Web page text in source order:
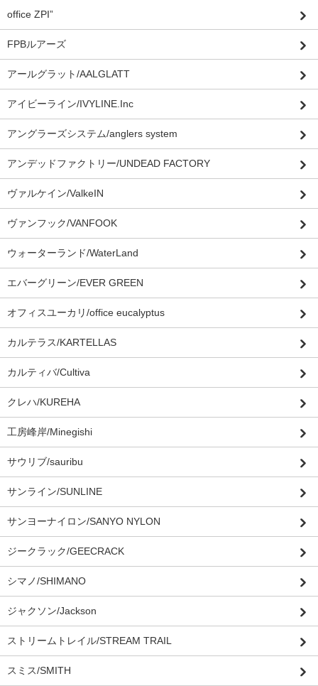
office ZPI”
FPBルアーズ
アールグラット/AALGLATT
アイビーライン/IVYLINE.Inc
アングラーズシステム/anglers system
アンデッドファクトリー/UNDEAD FACTORY
ヴァルケイン/ValkeIN
ヴァンフック/VANFOOK
ウォーターランド/WaterLand
エバーグリーン/EVER GREEN
オフィスユーカリ/office eucalyptus
カルテラス/KARTELLAS
カルティバ/Cultiva
クレハ/KUREHA
工房峰岸/Minegishi
サウリブ/sauribu
サンライン/SUNLINE
サンヨーナイロン/SANYO NYLON
ジークラック/GEECRACK
シマノ/SHIMANO
ジャクソン/Jackson
ストリームトレイル/STREAM TRAIL
スミス/SMITH